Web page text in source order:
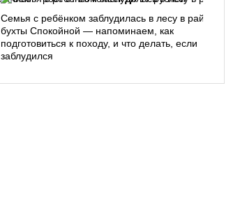
Семья с ребёнком заблудилась в лесу в районе
бухты Спокойной — напоминаем, как
подготовиться к походу, и что делать, если
заблудился